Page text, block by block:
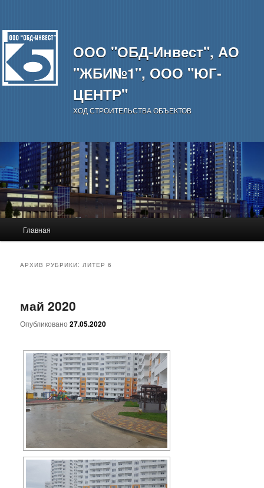
ООО "ОБД-Инвест", АО
"ЖБИ№1", ООО "ЮГ-
ЦЕНТР"
ХОД СТРОИТЕЛЬСТВА ОБЪЕКТОВ
Перейти
содержимому
Перейти
содержимому
Главная
АРХИВ РУБРИКИ:ЛИТЕР 6
май 2020
Опубликовано27.05.2020